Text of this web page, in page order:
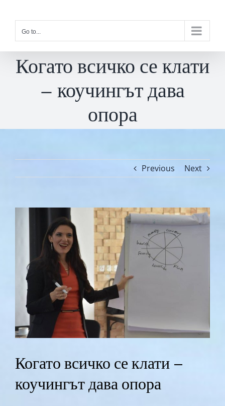
contentGo to...
Когато всичко се клати
– коучингът дава
опора
Previous Next
View
Когато всичко се клати –
коучингът дава опора